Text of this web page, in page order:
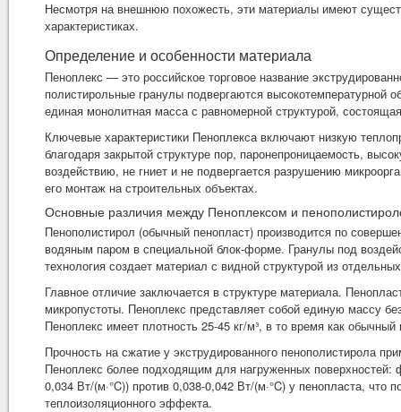
Несмотря на внешнюю похожесть, эти материалы имеют
характеристиках.
Определение и особенности материала
Пеноплекс — это российское торговое название
полистирольные гранулы подвергаются высокотемпературной
единая монолитная масса с равномерной структурой,
Ключевые характеристики Пеноплекса включают низкую
благодаря закрытой структуре пор, паронепроницаемость,
воздействию, не гниет и не подвергается разрушению
его монтаж на строительных объектах.
Основные различия между Пеноплексом и
Пенополистирол (обычный пенопласт) производится по
водяным паром в специальной блок-форме. Гранулы под
технология создает материал с видной структурой из
Главное отличие заключается в структуре материала.
микропустоты. Пеноплекс представляет собой единую массу
Пеноплекс имеет плотность 25-45 кг/м³, в то время как
Прочность на сжатие у экструдированного пенополистирола
Пеноплекс более подходящим для нагруженных
0,034 Вт/(м·°C)) против 0,038-0,042 Вт/(м·°C) у пенопласта,
теплоизоляционного эффекта.